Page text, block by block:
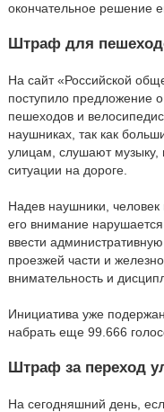
окончательное решение
Штраф для
На сайт «Российской
поступило предложение
пешеходов и
наушниках, так как
улицам, слушают
ситуации на дороге.
Надев наушники, человек
его внимание
ввести
проезжей части и
внимательность и
Инициатива уже
набрать еще 99.666
Штраф за переход
На сегодняшний день,